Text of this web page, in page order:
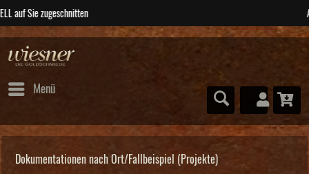
Menü
Dokumentationen nach Ort/Fallbeispiel (Projekte)